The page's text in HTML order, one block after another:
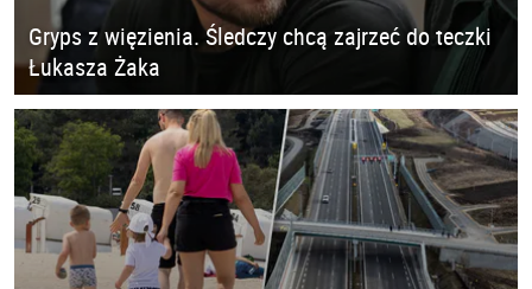
Gryps z więzienia. Śledczy chcą zajrzeć do teczki
Łukasza Żaka